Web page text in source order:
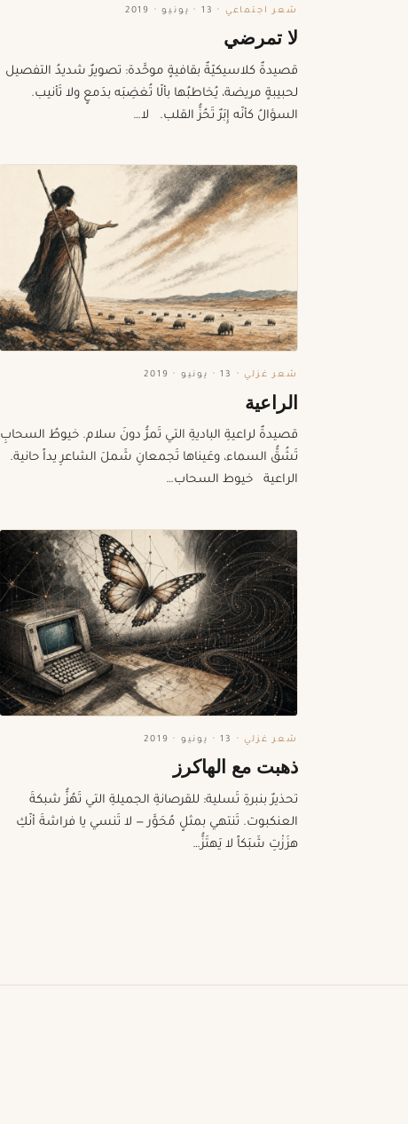
شعر اجتماعي · 13 · يونيو · 2019
لا تمرضي
قصيدةٌ كلاسيكيّةٌ بقافيةٍ موحَّدة: تصويرٌ شديدُ التفصيل
لحبيبةٍ مريضة، يُخاطبُها بألّا تُغضِبَه بدَمعٍ ولا تَأنيب.
السؤالُ كأنّه إِبَرٌ تَحُزُّ القلب. لا…
شعر غزلي· 13 · يونيو · 2019
الراعية
قصيدةٌ لراعيةِ الباديةِ التي تَمرُّ دونَ سلام. خيوطُ السحابِ
تَشُقُّ السماء، وعَيناها تَجمعانِ شَملَ الشاعرِ يداً حانية.
الراعية خيوط السحاب…
شعر غزلي· 13 · يونيو · 2019
ذهبت مع الهاكرز
تحذيرٌ بنبرةِ تَسلية: للقرصانةِ الجميلةِ التي تَهُزُّ شبكةَ
العنكبوت. تَنتهي بمثلٍ مُحَوَّر — لا تَنسي يا فراشةَ أنّكِ
هزَزْتِ شَبَكاً لا يَهتَزُّ…